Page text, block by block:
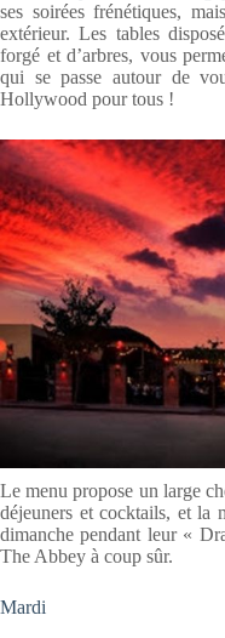
ses soirées frénétiques,
extérieur. Les tables
forgé et d’arbres, vous
qui se passe autour de
Hollywood pour tous !
Le menu propose un large
déjeuners et cocktails, et la
dimanche pendant leur «
The Abbey à coup sûr.
Mardi